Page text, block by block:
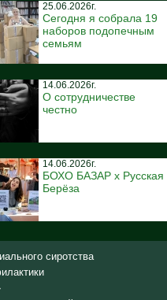
25.06.2026г.
Сегодня я собрала 19
наборов подопечным
семьям
14.06.2026г.
О сотрудничестве
честно
14.06.2026г.
БОХО БАЗАР x Русская
Берёза
сиротства